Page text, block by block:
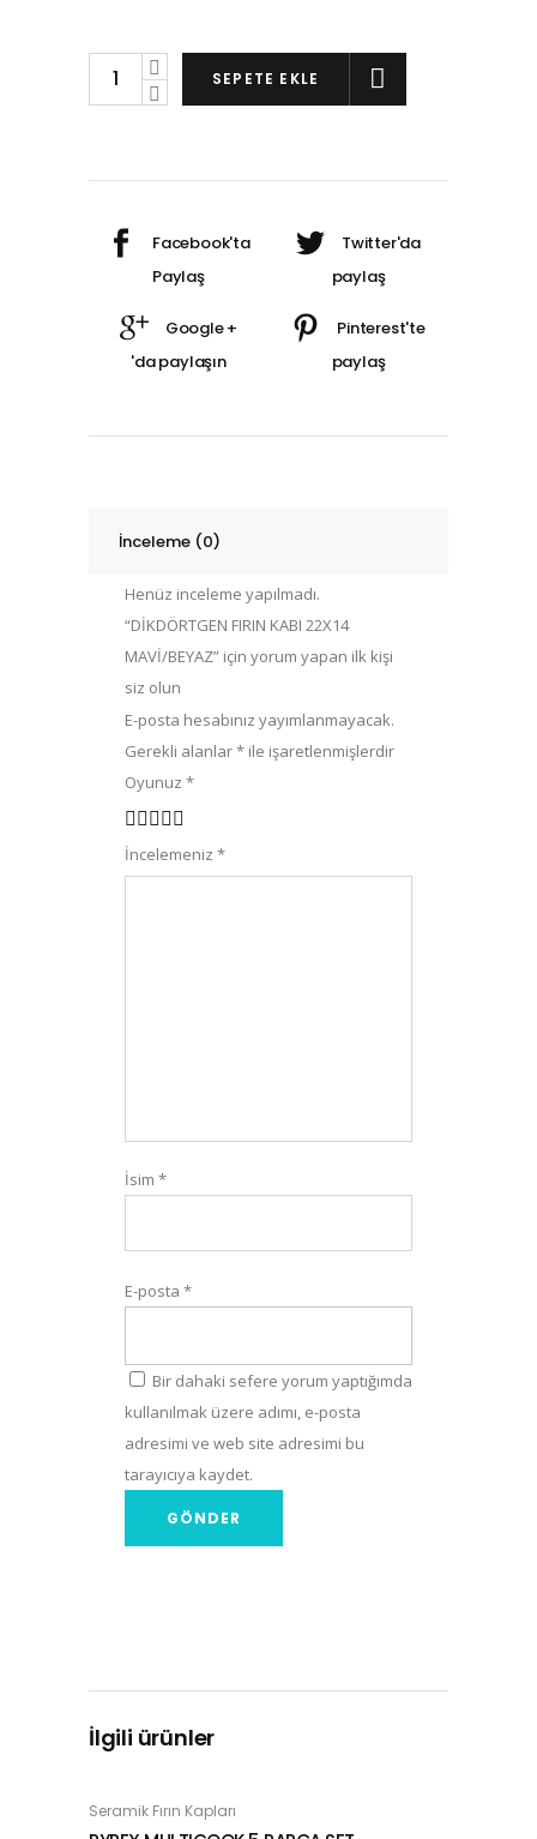
DİKDÖRTGEN
FIRIN
miktarı
SEPETE EKLE
İnceleme (0)
Henüz inceleme yapılmadı.
“DİKDÖRTGEN FIRIN KABI 22X14
MAVİ/BEYAZ” için yorum yapan ilk kişi
siz olun
E-posta hesabınız yayımlanmayacak.
Gerekli alanlar* ile işaretlenmişlerdir
Oyunuz *
1
2
3
4
5
İncelemeniz *
İsim *
E-posta *
Bir dahaki sefere yorum yaptığımda
kullanılmak üzere adımı, e-posta
adresimi ve web site adresimi bu
tarayıcıya kaydet.
İlgili ürünler
SEPETE EKLE
Seramik Fırın Kapları